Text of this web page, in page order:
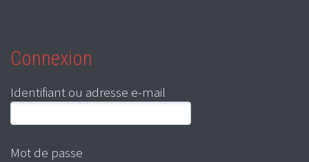
Connexion
Identifiant ou adresse e-mail
Mot de passe